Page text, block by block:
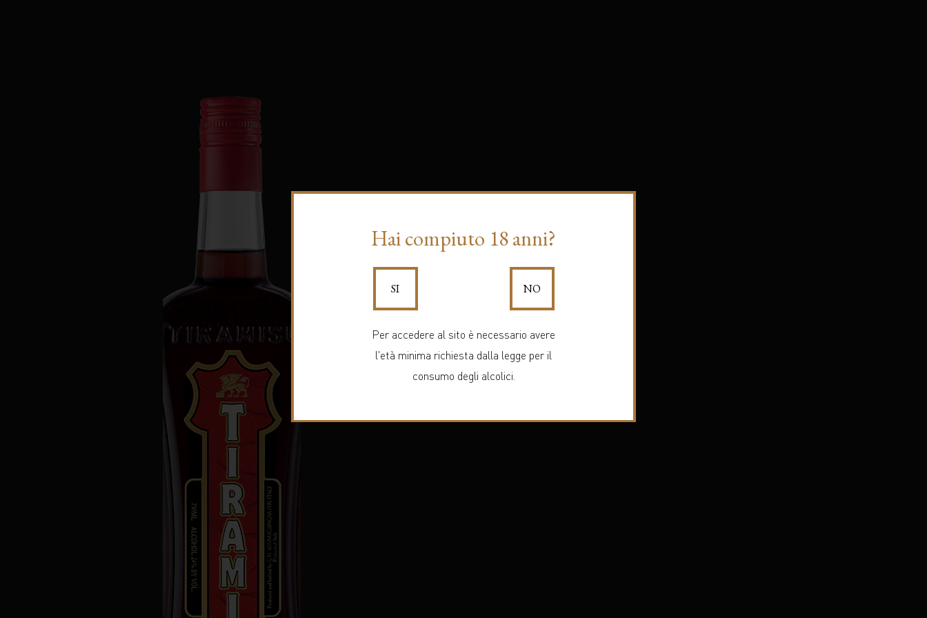
Hai compiuto 18 anni?
SI NO
Per accedere al sito è necessario avere
l'età minima richiesta dalla legge per il
consumo degli alcolici.